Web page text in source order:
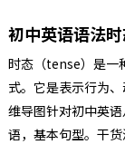
初中英语语法
时态（tense）是一
式。它是表示行为
维导图针对初中英
语，基本句型。干货